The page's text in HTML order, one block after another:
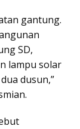
gantung.
SD,
lampu solar
dusun,”